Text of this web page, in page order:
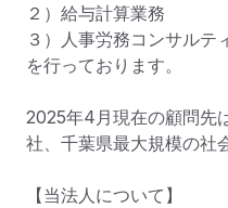
２）給与計算業務
３）人事労務コンサルテ
を行っております。
2025年4月現在の顧問先
社、千葉県最大規模の社
【当法人について】